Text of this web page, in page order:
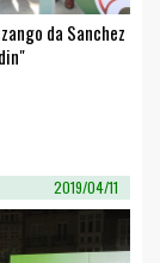
da Sanchez
2019/04/11